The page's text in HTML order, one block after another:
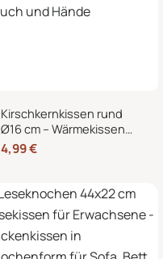
Kirschkernkissen rund
Ø16 cm – Wärmekissen
und Kältekissen mit 100
% Kirschkernen für
Hände
4,99€